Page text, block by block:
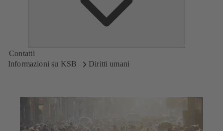
Contatti
Informazioni su KSB
Diritti umani